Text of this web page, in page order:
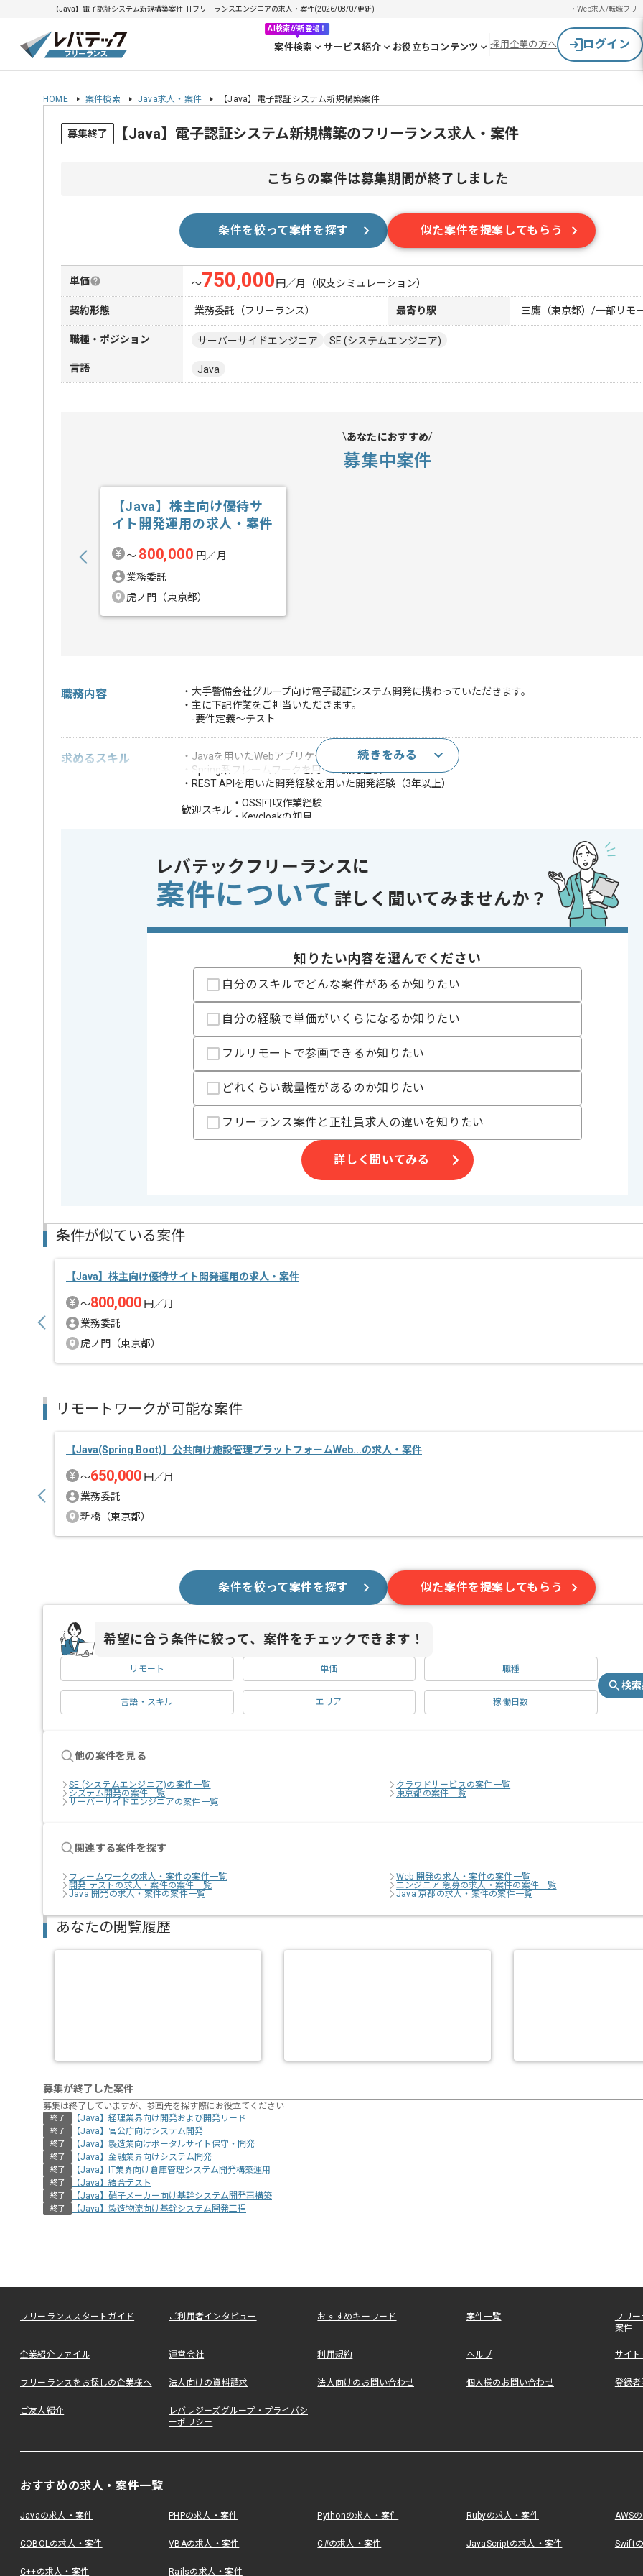
【Java】電子認証システム新規構築案件| ITフリーランスエンジニアの求人・案件(2026/08/07更新) IT・Web求人/転職フリ
AI検索が新登場！
案件検索 サービス紹介 お役立ちコンテンツ 採用企業の方へ ログイン
HOME 案件検索 Java求人・案件 【Java】電子認証システム新規構築案件
募集終了 【Java】電子認証システム新規構築のフリーランス求人・案件
こちらの案件は募集期間が終了しました
条件を絞って案件を探す 似た案件を提案してもらう
単価 〜750,000 円／月 （収支シミュレーション）
契約形態 業務委託（フリーランス） 最寄り駅 三鷹（東京都）/一部リモ
職種・ポジション サーバーサイドエンジニア SE (システムエンジニア)
言語 Java
あなたにおすすめ
募集中案件
【Java】株主向け優待サ
イト開発運用の求人・案件
〜 800,000 円／月
業務委託
虎ノ門（東京都）
職務内容
・大手警備会社グループ向け電子認証システム開発に携わっていただきます。
・主に下記作業をご担当いただきます。
-要件定義～テスト
求めるスキル
・Javaを用いたWebアプリケーション開発経験
・Spring系フレームワークを用いた開発経験
・REST APIを用いた開発経験を用いた開発経験（3年以上）
歓迎スキル
・OSS回収作業経験
・Keycloakの知見
この案件で扱う技術 フレームワーク Spring
担当領域/システム
クラウドサービス
30代活躍中 , 急募 , 上流工程の仕事
精算条件
有
支払いサイト
Javaを用いた開発経験が活かせる現場です。
クラウドサービス開発経験のある方におすすめの案件でございます。
電子印開発チーム内にて、積極的に新規募集しております。
続きをみる
レバテックフリーランスに
案件について 詳しく聞いてみませんか？
知りたい内容を選んでください
自分のスキルでどんな案件があるか知りたい
自分の経験で単価がいくらになるか知りたい
フルリモートで参画できるか知りたい
どれくらい裁量権があるのか知りたい
フリーランス案件と正社員求人の違いを知りたい
詳しく聞いてみる
条件が似ている案件
【Java】株主向け優待サイト開発運用の求人・案件
〜800,000 円／月
業務委託
虎ノ門（東京都）
リモートワークが可能な案件
【Java(Spring Boot)】公共向け施設管理プラットフォームWeb...の求人・案件
〜650,000 円／月
業務委託
新橋（東京都）
条件を絞って案件を探す 似た案件を提案してもらう
希望に合う条件に絞って、案件をチェックできます！
リモート 単価 職種
言語・スキル エリア 稼働日数
検
他の案件を見る
SE (システムエンジニア)の案件一覧
クラウドサービスの案件一覧
システム開発の案件一覧
東京都の案件一覧
サーバーサイドエンジニアの案件一覧
関連する案件を探す
フレームワークの求人・案件の案件一覧
Web 開発の求人・案件の案件一覧
開発 テストの求人・案件の案件一覧
エンジニア 急募の求人・案件の案件一覧
Java 開発の求人・案件の案件一覧
Java 京都の求人・案件の案件一覧
あなたの閲覧履歴
募集が終了した案件
募集は終了していますが、参画先を探す際にお役立てください
終了 【Java】経理業界向け開発および開発リード
終了 【Java】官公庁向けシステム開発
終了 【Java】製造業向けポータルサイト保守・開発
終了 【Java】金融業界向けシステム開発
終了 【Java】IT業界向け倉庫管理システム開発構築運用
終了 【Java】結合テスト
終了 【Java】硝子メーカー向け基幹システム開発再構築
終了 【Java】製造物流向け基幹システム開発工程
フリーランススタートガイド ご利用者インタビュー おすすめキーワード 案件一覧
フリ
案件
企業紹介ファイル 運営会社 利用規約 ヘルプ サイ
フリーランスをお探しの企業様へ 法人向けの資料請求 法人向けのお問い合わせ 個人様のお問い合わせ 登録者
ご友人紹介
レバレジーズグループ・プライバシ
ーポリシー
おすすめの求人・案件一覧
Javaの求人・案件 PHPの求人・案件 Pythonの求人・案件 Rubyの求人・案件 AWS
COBOLの求人・案件 VBAの求人・案件 C#の求人・案件 JavaScriptの求人・案件 Swift
C++の求人・案件 Railsの求人・案件